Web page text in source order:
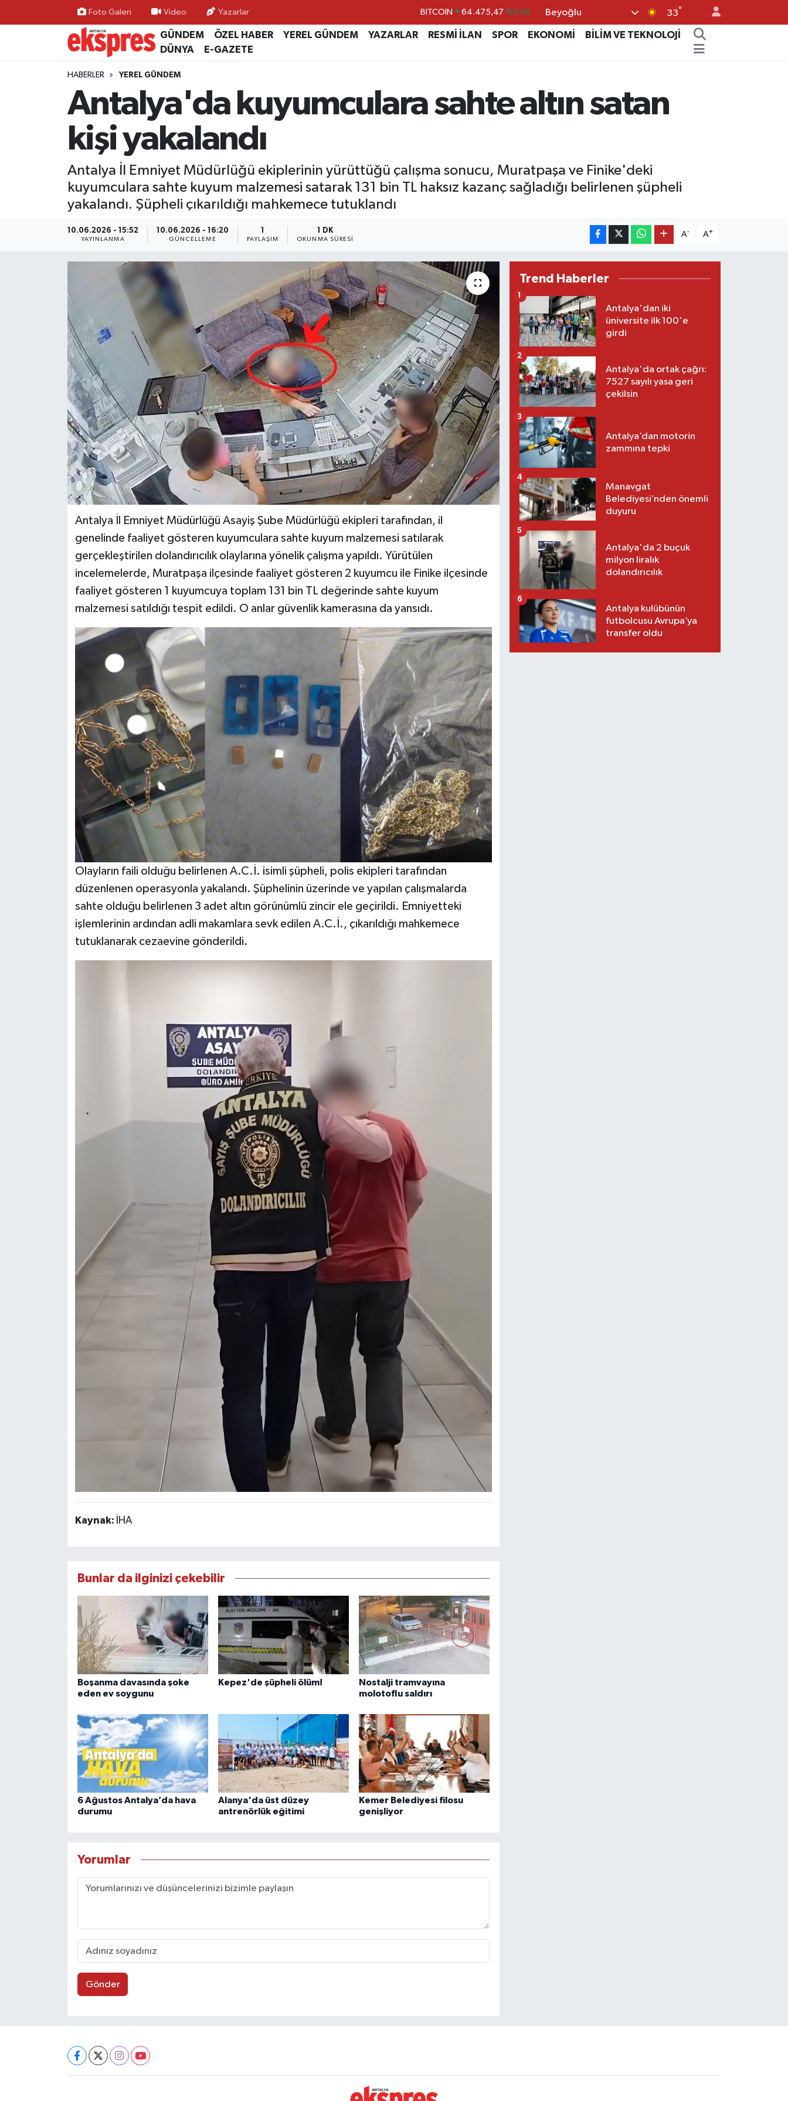
Foto Galeri Video Yazarlar DOLAR 47,5971 %0.05
EURO 55,1336 %0.18
BİST100 13.703 %0
BITCOIN 64.475,47 %0.66
Beyoğlu 33°
GÜNDEM ÖZEL HABER YEREL GÜNDEM YAZARLAR RESMİ İLAN SPOR EKONOMİ
BİLİM VE TEKNOLOJİ
DÜNYA
E-GAZETE
HABERLER YEREL GÜNDEM
Antalya'da kuyumculara sahte altın satan
kişi yakalandı
Antalya İl Emniyet Müdürlüğü ekiplerinin yürüttüğü çalışma sonucu, Muratpaşa ve Finike'deki
kuyumculara sahte kuyum malzemesi satarak 131 bin TL haksız kazanç sağladığı belirlenen şüpheli
yakalandı. Şüpheli çıkarıldığı mahkemece tutuklandı
10.06.2026 - 15:52
YAYINLANMA
10.06.2026 - 16:20
GÜNCELLEME
1
PAYLAŞIM
1 DK
OKUNMA SÜRESI
A- A+
Antalya İl Emniyet Müdürlüğü Asayiş Şube Müdürlüğü ekipleri tarafından, il
genelinde faaliyet gösteren kuyumculara sahte kuyum malzemesi satılarak
gerçekleştirilen dolandırıcılık olaylarına yönelik çalışma yapıldı. Yürütülen
incelemelerde, Muratpaşa ilçesinde faaliyet gösteren 2 kuyumcu ile Finike ilçesinde
faaliyet gösteren 1 kuyumcuya toplam 131 bin TL değerinde sahte kuyum
malzemesi satıldığı tespit edildi. O anlar güvenlik kamerasına da yansıdı.
Olayların faili olduğu belirlenen A.C.İ. isimli şüpheli, polis ekipleri tarafından
düzenlenen operasyonla yakalandı. Şüphelinin üzerinde ve yapılan çalışmalarda
sahte olduğu belirlenen 3 adet altın görünümlü zincir ele geçirildi. Emniyetteki
işlemlerinin ardından adli makamlara sevk edilen A.C.İ., çıkarıldığı mahkemece
tutuklanarak cezaevine gönderildi.
Kaynak: İHA
Bunlar da ilginizi çekebilir
Boşanma davasında şoke
eden ev soygunu
Kepez'de şüpheli ölüm!
Nostalji tramvayına
molotoflu saldırı
6 Ağustos Antalya’da hava
durumu
Alanya'da üst düzey
antrenörlük eğitimi
Kemer Belediyesi filosu
genişliyor
Yorumlar
Gönder
Trend Haberler
Antalya'dan iki
üniversite ilk 100'e
girdi
1
Antalya'da ortak çağrı:
7527 sayılı yasa geri
çekilsin
2
Antalya’dan motorin
zammına tepki
3
Manavgat
Belediyesi’nden önemli
duyuru
4
Antalya'da 2 buçuk
milyon liralık
dolandırıcılık
5
Antalya kulübünün
futbolcusu Avrupa’ya
transfer oldu
6
ÖZEL HABER
GÜNDEM
YEREL GÜNDEM
EKONOMİ
KÜLTÜR - SANAT
EĞİTİM
TURİZM
RÖPORTAJ
VİDEO HABERLER
YAZARLAR
RESMİ İLAN
MAGAZİN
Nöbetçi Eczaneler
Hava Durumu
Trafik Durumu
Süper Lig Puan Durumu ve Fikstür
Tüm Manşetler
Son Dakika Haberleri